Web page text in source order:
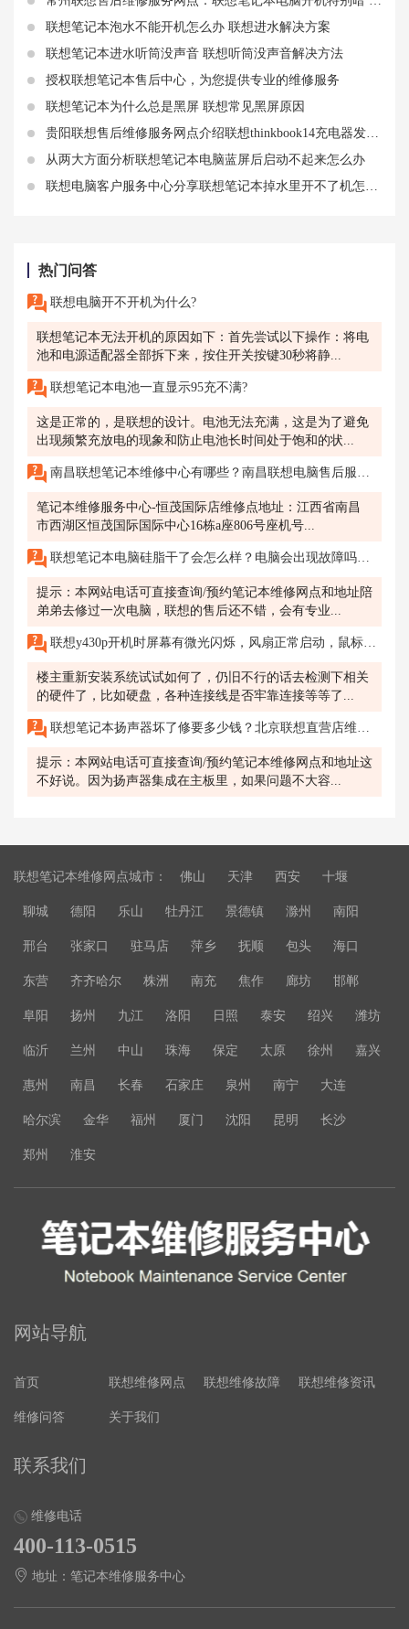
联想笔记本泡水不能开机怎么办 联想进水解决方案
联想笔记本进水听筒没声音 联想听筒没声音解决方法
授权联想笔记本售后中心，为您提供专业的维修服务
联想笔记本为什么总是黑屏 联想常见黑屏原因
贵阳联想售后维修服务网点介绍联想thinkbook14充电器发热相关知识
从两大方面分析联想笔记本电脑蓝屏后启动不起来怎么办
联想电脑客户服务中心分享联想笔记本掉水里开不了机怎么办
热门问答
联想电脑开不开机为什么?
联想笔记本无法开机的原因如下：首先尝试以下操作：将电
池和电源适配器全部拆下来，按住开关按键30秒将静...
联想笔记本电池一直显示95充不满?
这是正常的，是联想的设计。电池无法充满，这是为了避免
出现频繁充放电的现象和防止电池长时间处于饱和的状...
南昌联想笔记本维修中心有哪些？南昌联想电脑售后服务网点地址查询
笔记本维修服务中心-恒茂国际店维修点地址：江西省南昌
市西湖区恒茂国际国际中心16栋a座806号座机号...
联想笔记本电脑硅脂干了会怎么样？电脑会出现故障吗，需要找专业的维修吗，东莞联想的售后怎么样？
提示：本网站电话可直接查询/预约笔记本维修网点和地址陪
弟弟去修过一次电脑，联想的售后还不错，会有专业...
联想y430p开机时屏幕有微光闪烁，风扇正常启动，鼠标是亮的，无法进入任何界面，过很久才能进入启动界面，刚开始是十分钟就能进入了，后来拆机清灰，变成一两个小时了
楼主重新安装系统试试如何了，仍旧不行的话去检测下相关
的硬件了，比如硬盘，各种连接线是否牢靠连接等等了...
联想笔记本扬声器坏了修要多少钱？北京联想直营店维修在哪里？可以打什么电话？
提示：本网站电话可直接查询/预约笔记本维修网点和地址这
不好说。因为扬声器集成在主板里，如果问题不大容...
联想笔记本维修网点城市： 佛山 天津 西安 十堰
聊城 德阳 乐山 牡丹江 景德镇 滁州 南阳
邢台 张家口 驻马店 萍乡 抚顺 包头 海口
东营 齐齐哈尔 株洲 南充 焦作 廊坊 邯郸
阜阳 扬州 九江 洛阳 日照 泰安 绍兴 潍坊
临沂 兰州 中山 珠海 保定 太原 徐州 嘉兴
惠州 南昌 长春 石家庄 泉州 南宁 大连
哈尔滨 金华 福州 厦门 沈阳 昆明 长沙
郑州 淮安
网站导航
首页 联想维修网点 联想维修故障 联想维修资讯
维修问答 关于我们
联系我们
维修电话
400-113-0515
地址：笔记本维修服务中心